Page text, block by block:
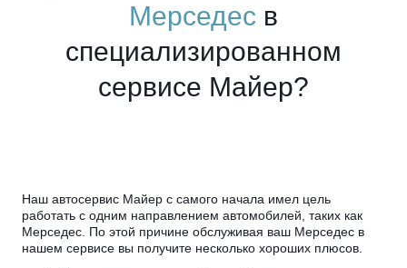
Мерседес в
специализированном
сервисе Майер?
Наш автосервис Майер с самого начала имел цель
работать с одним направлением автомобилей, таких как
Мерседес. По этой причине обслуживая ваш Мерседес в
нашем сервисе вы получите несколько хороших плюсов.